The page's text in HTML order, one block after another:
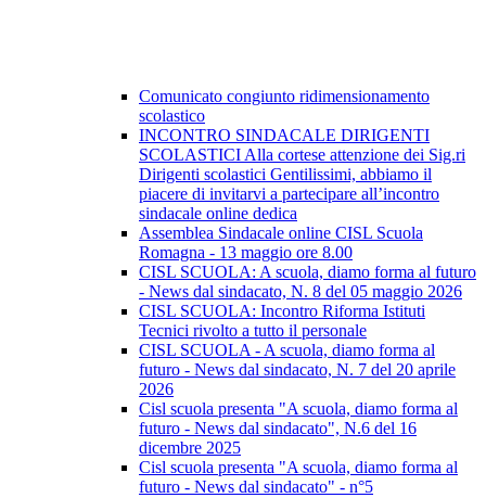
Comunicato congiunto ridimensionamento
scolastico
INCONTRO SINDACALE DIRIGENTI
SCOLASTICI Alla cortese attenzione dei Sig.ri
Dirigenti scolastici Gentilissimi, abbiamo il
piacere di invitarvi a partecipare all’incontro
sindacale online dedica
Assemblea Sindacale online CISL Scuola
Romagna - 13 maggio ore 8.00
CISL SCUOLA: A scuola, diamo forma al futuro
- News dal sindacato, N. 8 del 05 maggio 2026
CISL SCUOLA: Incontro Riforma Istituti
Tecnici rivolto a tutto il personale
CISL SCUOLA - A scuola, diamo forma al
futuro - News dal sindacato, N. 7 del 20 aprile
2026
Cisl scuola presenta "A scuola, diamo forma al
futuro - News dal sindacato", N.6 del 16
dicembre 2025
Cisl scuola presenta "A scuola, diamo forma al
futuro - News dal sindacato" - n°5